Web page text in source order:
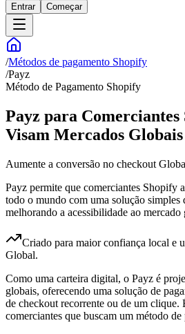
Entrar Começar
/Métodos de pagamento Shopify
/Payz
Método de Pagamento Shopify
Payz para Comerciantes
Visam Mercados Globais
Aumente a conversão no checkout
Payz permite que comerciantes Shopify
todo o mundo com uma solução simples
melhorando a acessibilidade ao mercado
Criado para maior confiança local e
Global.
Como uma carteira digital, o Payz é
globais, oferecendo uma solução de
de checkout recorrente ou de um clique.
comerciantes que buscam um método